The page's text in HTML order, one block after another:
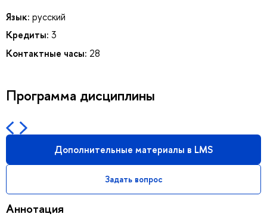
Язык: русский
Кредиты: 3
Контактные часы: 28
Программа дисциплины
Дополнительные материалы в LMS
Задать вопрос
Аннотация